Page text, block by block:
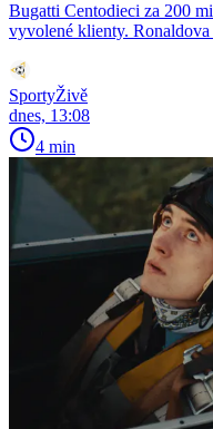
Bugatti Centodieci za 200
vyvolené klienty. Ronaldova
SportyŽivě
dnes, 13:08
4 min